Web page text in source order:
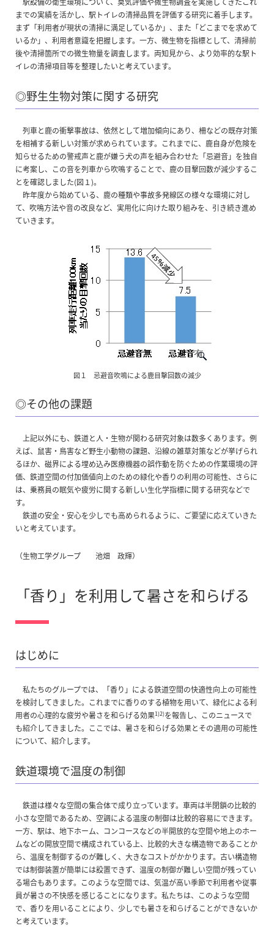
までの実績を活かし、駅トイレの清掃品質を評価する研究に着手します。
まず「利用者が現状の清掃に満足しているか」、また「どこまでを求めて
いるか」、利用者意識を把握します。一方、微生物を指標として、清掃前
後や清掃箇所での微生物量を調査します。両知見から、より効率的な駅ト
イレの清掃項目等を整理したいと考えています。
◎野生生物対策に関する研究
列車と鹿の衝撃事故は、依然として増加傾向にあり、柵などの既存対策
を相補する新しい対策が求められています。これまでに、鹿自身が危険を
知らせるための警戒声と鹿が嫌う犬の声を組み合わせた「忌避音」を独自
に考案し、この音を列車から吹鳴することで、鹿の目撃回数が減少するこ
とを確認しました(図１)。
昨年度から始めている、鹿の種類や事故多発線区の様々な環境に対し
て、吹鳴方法や音の改良など、実用化に向けた取り組みを、引き続き進め
ていきます。
図１ 忌避音吹鳴による鹿目撃回数の減少
◎その他の課題
上記以外にも、鉄道と人・生物が関わる研究対象は数多くあります。例
えば、鼠害・鳥害など野生小動物の課題、沿線の雑草対策などが挙げられ
るほか、磁界による埋め込み医療機器の誤作動を防ぐための作業環境の評
価、鉄道空間の付加価値向上のための緑化や香りの利用の可能性、さらに
は、乗務員の眠気や疲労に関する新しい生化学指標に関する研究などで
す。
鉄道の安全・安心を少しでも高められるように、ご要望に応えていきた
いと考えています。
（生物工学グループ 池畑 政輝）
「香り」を利用して暑さを和らげる
はじめに
私たちのグループでは、「香り」による鉄道空間の快適性向上の可能性
を検討してきました。これまでに香りのする植物を用いて、緑化による利
用者の心理的な疲労や暑さを和らげる効果1)2)を報告し、このニュースで
も紹介してきました。ここでは、暑さを和らげる効果とその適用の可能性
について、紹介します。
鉄道環境で温度の制御
鉄道は様々な空間の集合体で成り立っています。車両は半閉鎖の比較的
小さな空間であるため、空調による温度の制御は比較的容易にできます。
一方、駅は、地下ホーム、コンコースなどの半開放的な空間や地上のホー
ムなどの開放空間で構成されている上、比較的大きな構造物であることか
ら、温度を制御するのが難しく、大きなコストがかかります。古い構造物
では制御装置が簡単には設置できず、温度の制御が難しい空間が残ってい
る場合もあります。このような空間では、気温が高い季節で利用者や従事
員が暑さの不快感を感じることになります。私たちは、このような空間
で、香りを用いることにより、少しでも暑さを和らげることができないか
と考えています。